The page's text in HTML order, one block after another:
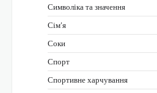
Символіка та значення
Сім’я
Соки
Спорт
Спортивне харчування